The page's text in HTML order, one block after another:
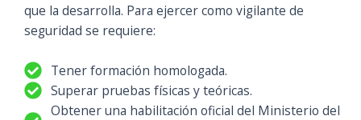
que la desarrolla. Para ejercer como vigilante de
seguridad se requiere:
Tener formación homologada.
Superar pruebas físicas y teóricas.
Obtener una habilitación oficial del Ministerio del